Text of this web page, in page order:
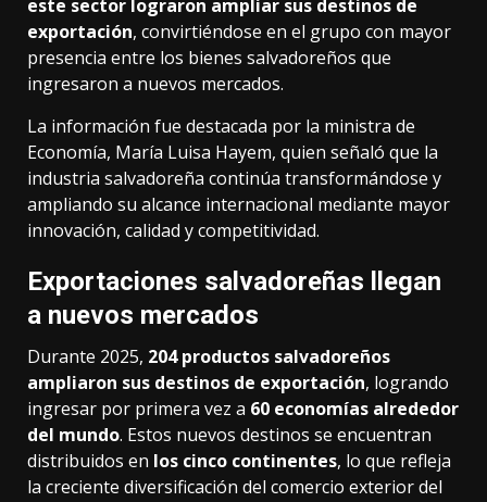
este sector lograron ampliar sus destinos de
exportación, convirtiéndose en el grupo con mayor
presencia entre los bienes salvadoreños que
ingresaron a nuevos mercados.
La información fue destacada por la ministra de
Economía, María Luisa Hayem, quien señaló que la
industria salvadoreña continúa transformándose y
ampliando su alcance internacional mediante mayor
innovación, calidad y competitividad.
Exportaciones salvadoreñas llegan
a nuevos mercados
Durante 2025, 204 productos salvadoreños
ampliaron sus destinos de exportación, logrando
ingresar por primera vez a 60 economías alrededor
del mundo. Estos nuevos destinos se encuentran
distribuidos en los cinco continentes, lo que refleja
la creciente diversificación del comercio exterior del